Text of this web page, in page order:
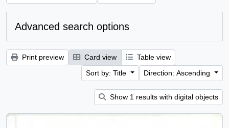
Advanced search options
Print preview Card view
Table view
Sort by: Title
Direction: Ascending
Show 1 results with digital objects